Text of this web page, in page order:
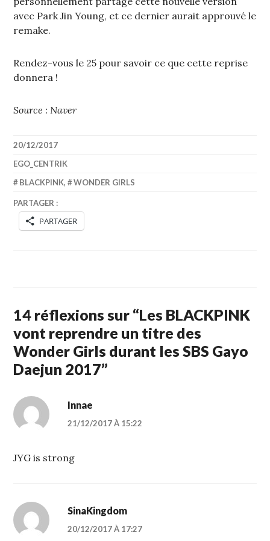
avec Park Jin Young, et ce dernier aurait approuvé le
remake.
Rendez-vous le 25 pour savoir ce que cette reprise
donnera !
Source : Naver
20/12/2017
EGO_CENTRIK
BLACKPINK, WONDER GIRLS
PARTAGER :
PARTAGER
14 réflexions sur “Les BLACKPINK
vont reprendre un titre des
Wonder Girls durant les SBS Gayo
Daejun 2017”
Innae
21/12/2017 À 15:22
JYG is strong
SinaKingdom
20/12/2017 À 17:27